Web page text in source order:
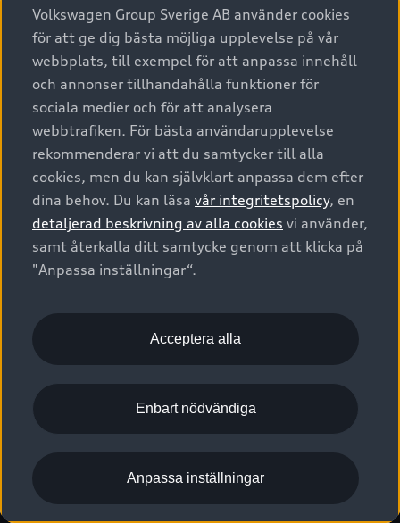
A6 modellerna
SUV
Avant
Audi Sport
Privatleasing
Nya bilar i lager
Begagnade bilar i lager
Audi approved :plus - så gott som nya
Finansiering
Audi exclusive
Provkörning
Service & tillbehör
Audi digital services
Originaltillbehör - köp online
Garantier
Försäkring
Digitala manualer för din Audi
Audi Collection – livsstilsartiklar
Vanliga frågor
2G/3G nätet stängs ned - Hur påverkas min bil av detta?
Tjänstebil
Tjänstebil
Business lease online
Företagsleasing
Om Audi Sverige
Kontakta oss
Audi Återförsäljare/-serviceverkstad
myAudi
Pressmeddelanden
Nyhetsbrev
Vårt hållbarhetsarbete
Lediga tjänster huvudkontor
Lediga tjänster hos Audi Återförsäljare
Kommentar till mediauppgifter om dataläcka
© 2026 AUDI SVERIGE. All Rights Reserved.
Utgivare Juridiskt
Juridiskt Audi AG
Juridiskt Audi Digital Giveaway
Anpassa inställningar för cookies
Visselblåsarkanaler
Volkswagen Group Sverige AB använder cookies
för att ge dig bästa möjliga upplevelse på vår
webbplats, till exempel för att anpassa innehåll
och annonser tillhandahålla funktioner för
sociala medier och för att analysera
webbtrafiken. För bästa användarupplevelse
rekommenderar vi att du samtycker till alla
cookies, men du kan självklart anpassa dem efter
dina behov. Du kan läsa vår integritetspolicy, en
detaljerad beskrivning av alla cookies vi använder,
samt återkalla ditt samtycke genom att klicka på
"Anpassa inställningar“.
Acceptera alla
Enbart nödvändiga
Anpassa inställningar